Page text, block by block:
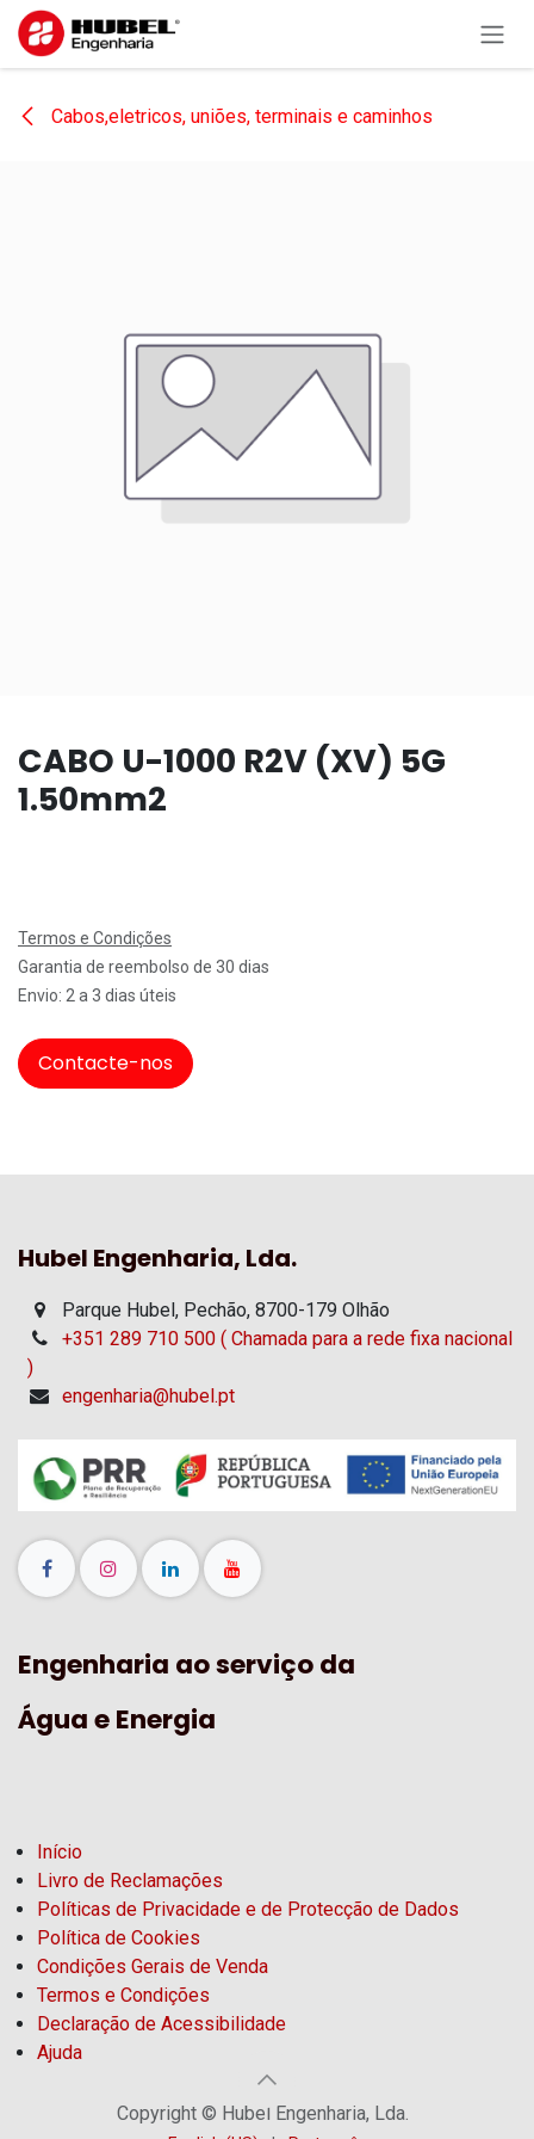
Pular para o conteúdo
Cabos,eletricos, uniões, terminais e caminhos
CABO U-1000 R2V (XV) 5G
1.50mm2
Termos e Condições
Garantia de reembolso de 30 dias
Envio: 2 a 3 dias úteis
Contacte-nos
Hubel Engenharia, Lda.
Parque Hubel, Pechão, 8700-179 Olhão
+351 289 710 500 ( Chamada para a rede fixa nacional
)
engenharia@hubel.pt
Engenharia ao serviço da
Água e Energia
Início
Livro de Reclamações
Políticas de Privacidade e de Protecção de Dados
Política de Cookies
Condições Gerais de Venda
Termos e Condições
Declaração de Acessibilidade
Ajuda
Copyright © Hubel Engenharia, Lda.